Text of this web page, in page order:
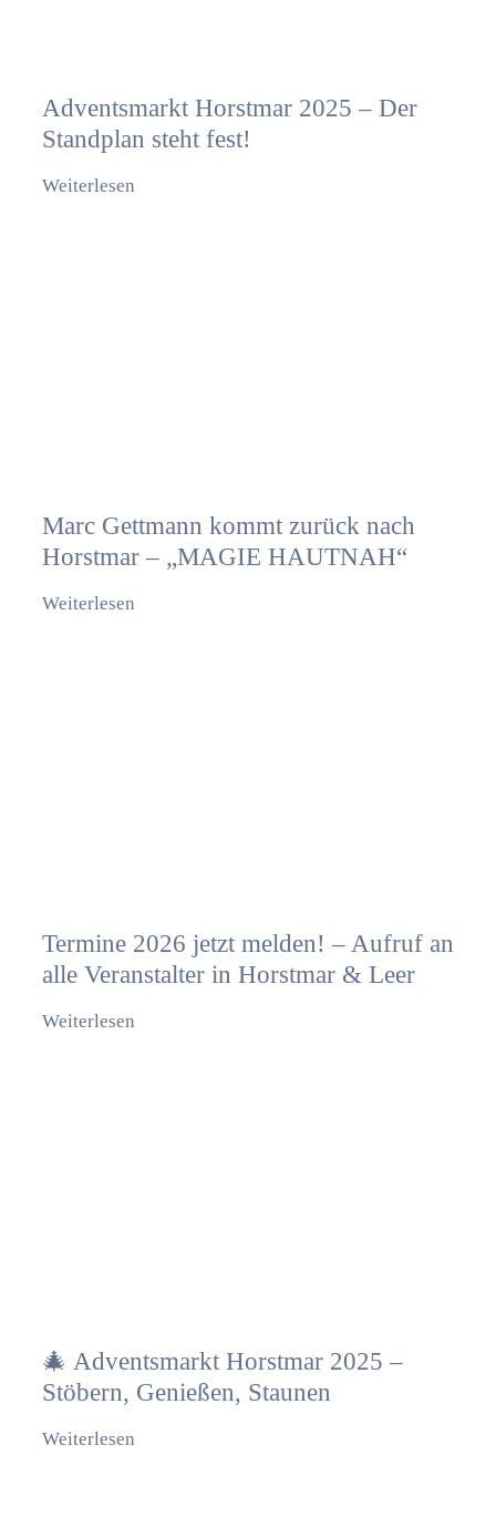
Adventsmarkt Horstmar 2025 – Der
Standplan steht fest!
Weiterlesen
Marc Gettmann kommt zurück nach
Horstmar – „MAGIE HAUTNAH“
Weiterlesen
Termine 2026 jetzt melden! – Aufruf an
alle Veranstalter in Horstmar & Leer
Weiterlesen
🎄 Adventsmarkt Horstmar 2025 –
Stöbern, Genießen, Staunen
Weiterlesen